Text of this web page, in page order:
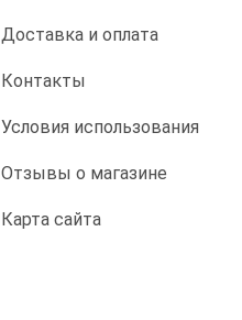
Доставка и оплата
Контакты
Условия использования
Отзывы о магазине
Карта сайта